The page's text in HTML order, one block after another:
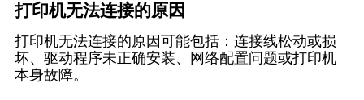
打印机无法连接的原因
打印机无法连接的原因可能包括：连接线松动或损
坏、驱动程序未正确安装、网络配置问题或打印机
本身故障。